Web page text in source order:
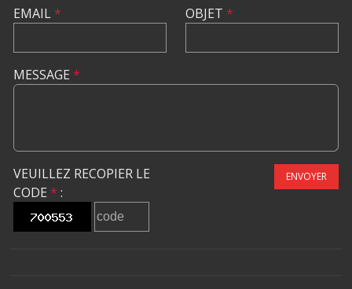
EMAIL* OBJET *
MESSAGE *
VEUILLEZ RECOPIER LE
CODE * :
ENVOYER